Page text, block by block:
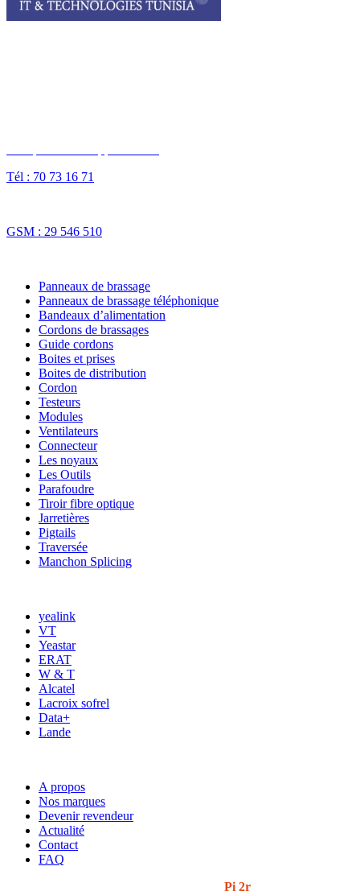
Tél : 70 73 16 71
GSM : 29 546 510
Panneaux de brassage
Panneaux de brassage téléphonique
Bandeaux d’alimentation
Cordons de brassages
Guide cordons
Boites et prises
Boites de distribution
Cordon
Testeurs
Modules
Ventilateurs
Connecteur
Les noyaux
Les Outils
Parafoudre
Tiroir fibre optique
Jarretières
Pigtails
Traversée
Manchon Splicing
yealink
VT
Yeastar
ERAT
W & T
Alcatel
Lacroix sofrel
Data+
Lande
A propos
Nos marques
Devenir revendeur
Actualité
Contact
FAQ
Pi 2r